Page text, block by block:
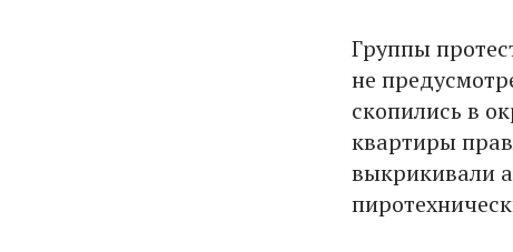
Группы
не
скопились в
квартиры
выкрикивали